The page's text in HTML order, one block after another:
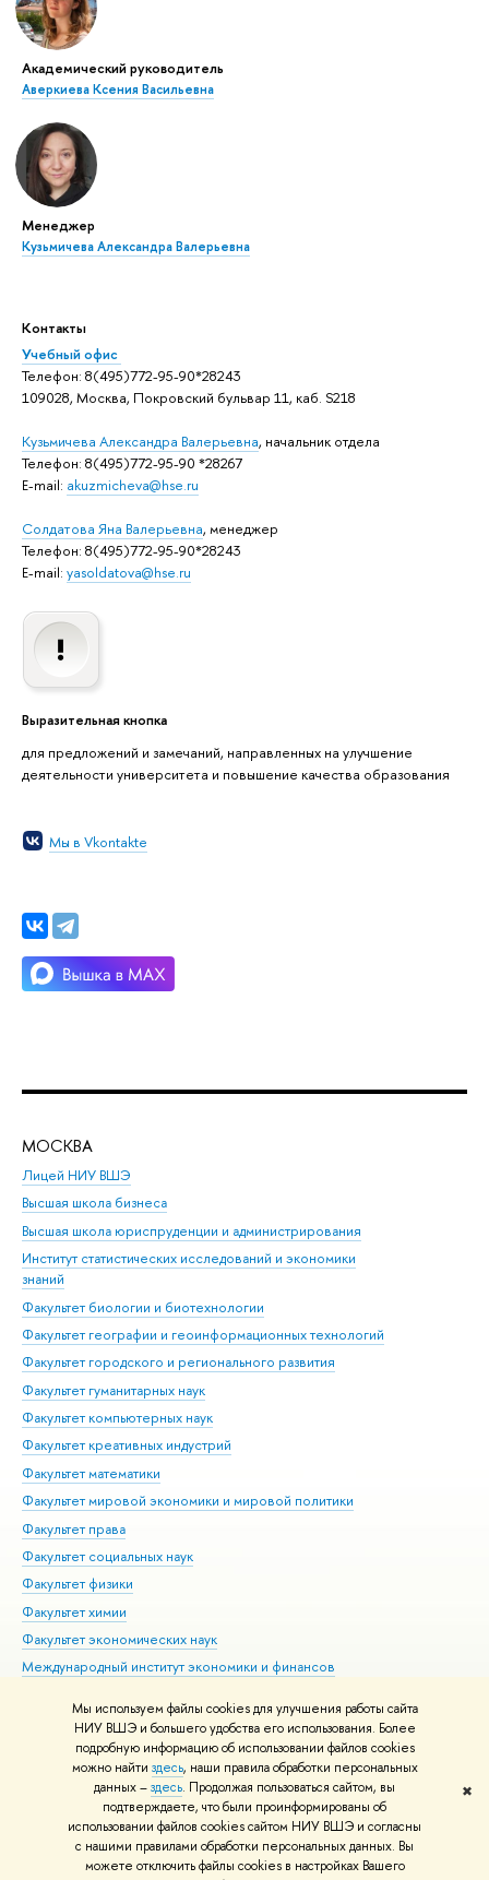
Мы используем файлы cookies для улучшения работы сайта
НИУ ВШЭ и большего удобства его использования. Более
подробную информацию об использовании файлов cookies
можно найти здесь, наши правила обработки персональных
данных –здесь. Продолжая пользоваться сайтом, вы
подтверждаете, что были проинформированы об
использовании файлов cookies сайтом НИУ ВШЭ и согласны
с нашими правилами обработки персональных данных. Вы
можете отключить файлы cookies в настройках Вашего
✖
Академический руководитель
Аверкиева Ксения Васильевна
Менеджер
Кузьмичева Александра Валерьевна
Контакты
Учебный офис
Телефон: 8(495)772-95-90*28243
109028, Москва, Покровский бульвар 11, каб. S218
Кузьмичева Александра Валерьевна, начальник отдела
Телефон: 8(495)772-95-90 *28267
E-mail: akuzmicheva@hse.ru
Солдатова Яна Валерьевна, менеджер
Телефон: 8(495)772-95-90*28243
E-mail: yasoldatova@hse.ru
Выразительная кнопка
для предложений и замечаний, направленных на улучшение
деятельности университета и повышение качества образования
Мы в Vkontakte
МОСКВА
Лицей НИУ ВШЭ
Высшая школа бизнеса
Высшая школа юриспруденции и администрирования
Институт статистических исследований и экономики
знаний
Факультет биологии и биотехнологии
Факультет географии и геоинформационных технологий
Факультет городского и регионального развития
Факультет гуманитарных наук
Факультет компьютерных наук
Факультет креативных индустрий
Факультет математики
Факультет мировой экономики и мировой политики
Факультет права
Факультет социальных наук
Факультет физики
Факультет химии
Факультет экономических наук
Международный институт экономики и финансов
Тихонова
© НИУ ВШЭ 1993–2026 Адреса и контакты Условия использования
материалов Политика конфиденциальности Карта сайта
Шрифты HSE Sans и HSE Slab разработаны вШколе дизайна НИУ ВШЭ